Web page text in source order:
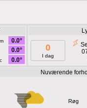
0.0°
0.0°
0.0°
0
I dag
Nuværende
Røg